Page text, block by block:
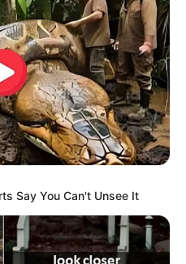
Say You Can't Unsee It